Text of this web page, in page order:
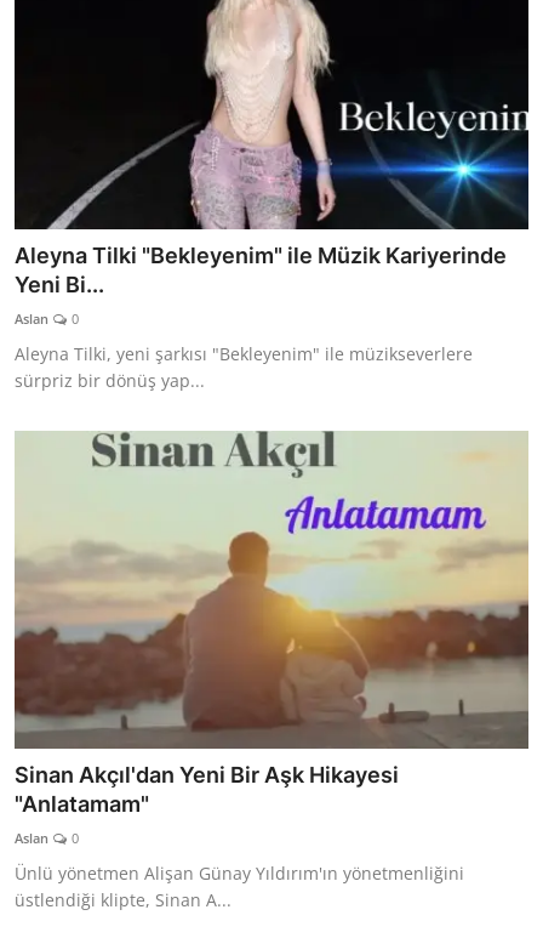
Aleyna Tilki "Bekleyenim" ile Müzik Kariyerinde
Yeni Bi...
Aslan 0
Aleyna Tilki, yeni şarkısı "Bekleyenim" ile müzikseverlere
sürpriz bir dönüş yap...
Sinan Akçıl'dan Yeni Bir Aşk Hikayesi
"Anlatamam"
Aslan 0
Ünlü yönetmen Alişan Günay Yıldırım'ın yönetmenliğini
üstlendiği klipte, Sinan A...